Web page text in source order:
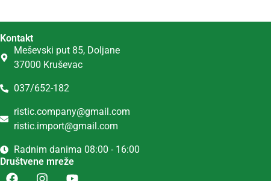
Kontakt
Meševski put 85, Doljane
37000 Kruševac
037/652-182
ristic.company@gmail.com
ristic.import@gmail.com
Radnim danima 08:00 - 16:00
Društvene mreže